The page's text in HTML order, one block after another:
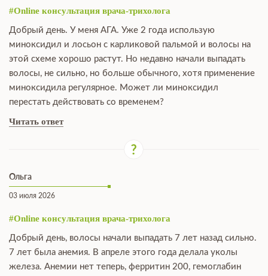
#Online консультация врача-трихолога
Добрый день. У меня АГА. Уже 2 года использую
миноксидил и лосьон с карликовой пальмой и волосы на
этой схеме хорошо растут. Но недавно начали выпадать
волосы, не сильно, но больше обычного, хотя применение
миноксидила регулярное. Может ли миноксидил
перестать действовать со временем?
Читать ответ
Ольга
03 июля 2026
#Online консультация врача-трихолога
Добрый день, волосы начали выпадать 7 лет назад сильно.
7 лет была анемия. В апреле этого года делала уколы
железа. Анемии нет теперь, ферритин 200, гемоглабин